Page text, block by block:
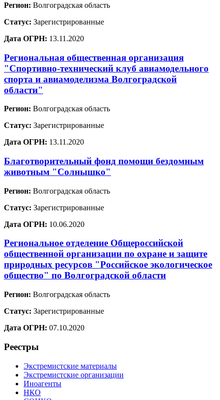
Регион: Волгоградская область
Статус: Зарегистрированные
Дата ОГРН: 13.11.2020
Региональная общественная организация
"Спортивно-технический клуб авиамодельного
спорта и авиамоделизма Волгоградской
области"
Регион: Волгоградская область
Статус: Зарегистрированные
Дата ОГРН: 13.11.2020
Благотворительный фонд помощи бездомным
животным "Солнышко"
Регион: Волгоградская область
Статус: Зарегистрированные
Дата ОГРН: 10.06.2020
Региональное отделение Общероссийской
общественной организации по охране и защите
природных ресурсов "Российское экологическое
общество" по Волгоградской области
Регион: Волгоградская область
Статус: Зарегистрированные
Дата ОГРН: 07.10.2020
Реестры
Экстремистские материалы
Экстремистские организации
Иноагенты
НКО